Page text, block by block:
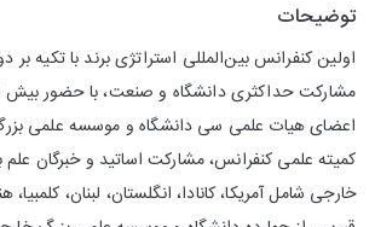
توضیحات
اولین کنفرانس بین‌المللی استراتژی برند با تکیه
مشارکت حداکثری دانشگاه و صنعت، با حضور بیش
اعضای هیات علمی سی دانشگاه و موسسه علمی
کمیته علمی کنفرانس، مشارکت اساتید و خبرگان
خارجی شامل آمریکا، کانادا، انگلستان، لبنان، کلمبیا،